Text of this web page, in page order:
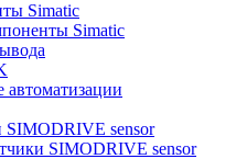
Simatic
Simatic
автоматизации
SIMODRIVE sensor
SIMODRIVE sensor